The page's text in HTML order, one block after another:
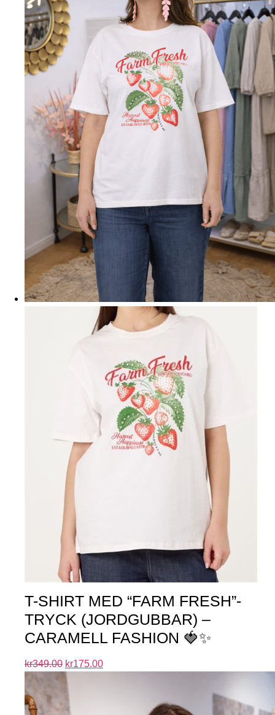
T-SHIRT MED “FARM FRESH”-
TRYCK (JORDGUBBAR) –
CARAMELL FASHION 🍓✨
kr349.00 kr175.00